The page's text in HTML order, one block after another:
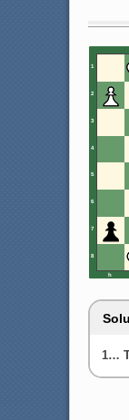
1
2
3
4
5
6
7
8
h
1…